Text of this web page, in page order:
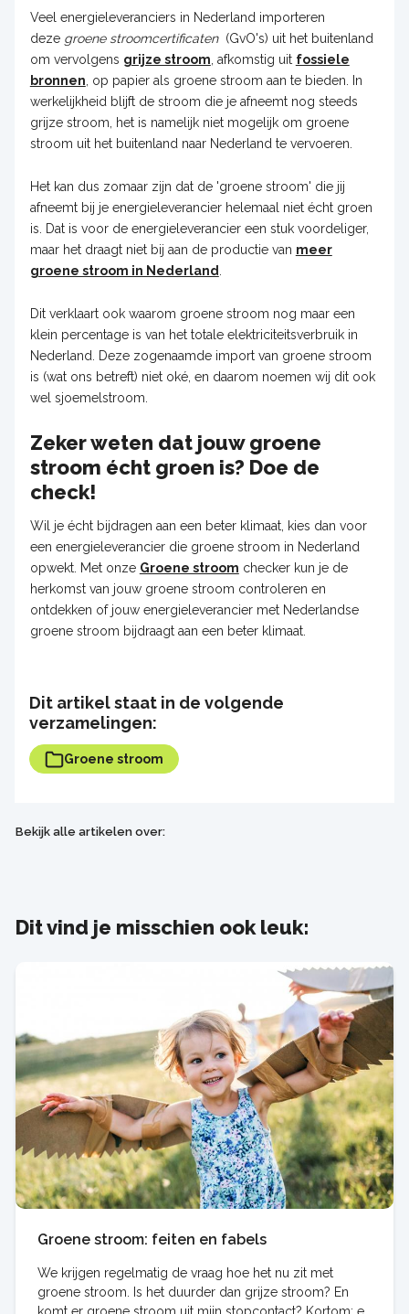
Veel energieleveranciers in Nederland importeren
deze groene stroomcertificaten(GvO's) uit het buitenland
om vervolgens grijze stroom , afkomstig uit fossiele
bronnen , op papier als groene stroom aan te bieden. In
werkelijkheid blijft de stroom die je afneemt nog steeds
grijze stroom, het is namelijk niet mogelijk om groene
stroom uit het buitenland naar Nederland te vervoeren.
Het kan dus zomaar zijn dat de 'groene stroom' die jij
afneemt bij je energieleverancier helemaal niet écht groen
is. Dat is voor de energieleverancier een stuk voordeliger,
maar het draagt niet bij aan de productie van meer
groene stroom in Nederland
Dit verklaart ook waarom groene stroom nog maar een
klein percentage is van het totale elektriciteitsverbruik in
Nederland. Deze zogenaamde import van groene stroom
is (wat ons betreft) niet oké, en daarom noemen wij dit ook
wel sjoemelstroom.
Zeker weten dat jouw groene
stroom écht groen is? Doe de
check!
Wil je écht bijdragen aan een beter klimaat, kies dan voor
een energieleverancier die groene stroom in Nederland
opwekt. Met onze Groene stroom checker kun je de
herkomst van jouw groene stroom controleren en
ontdekken of jouw energieleverancier met Nederlandse
groene stroom bijdraagt aan een beter klimaat.
Dit artikel staat in de volgende
verzamelingen:
Groene stroom
Bekijk alle artikelen over:
Dit vind je misschien ook leuk:
Groene stroom: feiten en fabels
We krijgen regelmatig de vraag hoe het nu zit met
groene stroom. Is het duurder dan grijze stroom? En